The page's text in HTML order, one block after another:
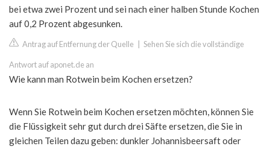
bei etwa zwei Prozent und sei nach einer halben Stunde Kochen
auf 0,2 Prozent abgesunken.
Antrag auf Entfernung der Quelle Sehen Sie sich die vollständige
Antwort auf aponet.de an
Wie kann man Rotwein beim Kochen ersetzen?
Wenn Sie Rotwein beim Kochen ersetzen möchten, können Sie
die Flüssigkeit sehr gut durch drei Säfte ersetzen, die Sie in
gleichen Teilen dazu geben: dunkler Johannisbeersaft oder